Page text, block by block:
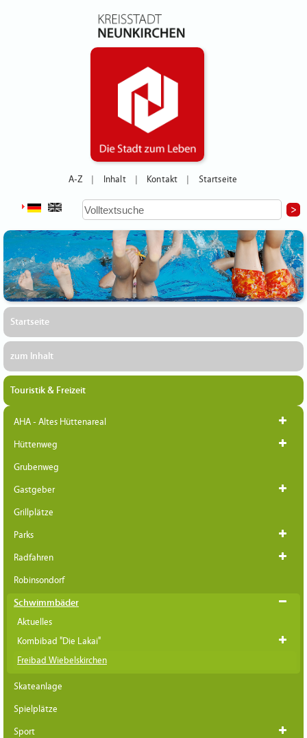
A-Z Inhalt Kontakt Startseite
Startseite
zum Inhalt
Touristik & Freizeit
AHA - Altes Hüttenareal
Hüttenweg
Grubenweg
Gastgeber
Grillplätze
Parks
Radfahren
Robinsondorf
Schwimmbäder
Aktuelles
Kombibad "Die Lakai"
Freibad Wiebelskirchen
Skateanlage
Spielplätze
Sport